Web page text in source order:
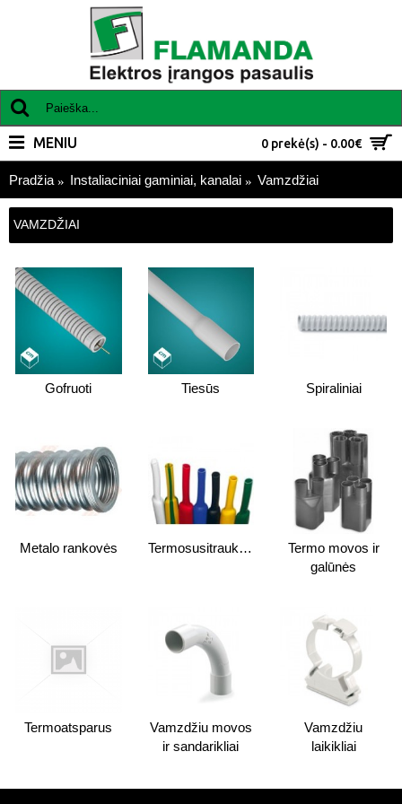
0 prekė(s) - 0.00€
MENIU
Pradžia Instaliaciniai gaminiai, kanalai Vamzdžiai
VAMZDŽIAI
Gofruoti Tiesūs Spiraliniai
Metalo rankovės Termosusitraukiantys
Termo movos ir
galūnės
Termoatsparus
Vamzdžiu movos
ir sandarikliai
Vamzdžiu
laikikliai